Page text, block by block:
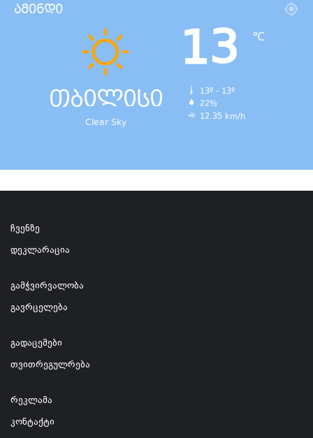
ამინდი
თბილისი
Clear Sky
13 ℃
13º - 13º
22%
12.35 km/h
ჩვენზე
დეკლარაცია
გამჭვირვალობა
გავრცელება
გადაცემები
თვითრეგულრება
რეკლამა
კონტაქტი